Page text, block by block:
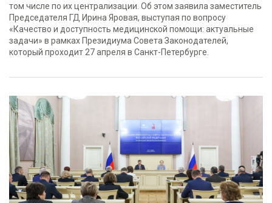
том числе по их централизации. Об этом заявила заместитель
Председателя ГД Ирина Яровая, выступая по вопросу
«Качество и доступность медицинской помощи: актуальные
задачи» в рамках Президиума Совета Законодателей,
который проходит 27 апреля в Санкт-Петербурге.